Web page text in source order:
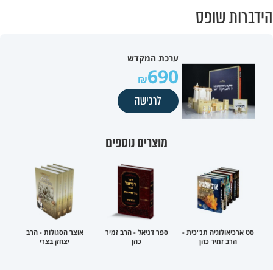
הידברות שופס
ערכת המקדש
690
לרכישה
מוצרים נוספים
סט ארכיאולוגיה תנ"כית -
הרב זמיר כהן
ספר דניאל - הרב זמיר
כהן
אוצר הסגולות - הרב
יצחק בצרי